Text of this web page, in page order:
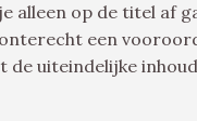
alleen op de titel af
een
uiteindelijke